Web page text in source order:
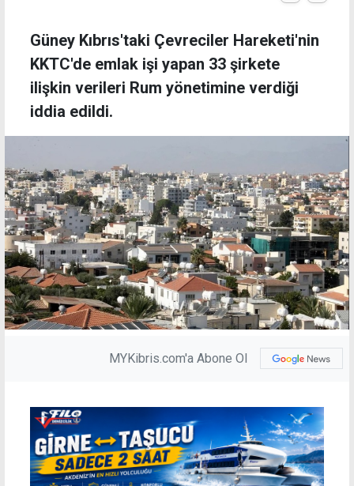
Güney Kıbrıs'taki Çevreciler Hareketi'nin
KKTC'de emlak işi yapan 33 şirkete
ilişkin verileri Rum yönetimine verdiği
iddia edildi.
MYKibris.com'a Abone Ol